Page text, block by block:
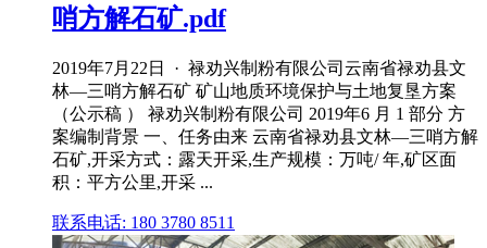
哨方解石矿.pdf
2019年7月22日 · 禄劝兴制粉有限公司云南省禄劝县文
林—三哨方解石矿 矿山地质环境保护与土地复垦方案
（公示稿 ） 禄劝兴制粉有限公司 2019年6 月 1 部分 方
案编制背景 一、任务由来 云南省禄劝县文林—三哨方解
石矿,开采方式：露天开采,生产规模：万吨/ 年,矿区面
积：平方公里,开采 ...
联系电话: 180 3780 8511